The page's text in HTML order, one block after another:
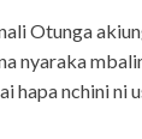
Otunga
nyaraka
hapa nchini ni